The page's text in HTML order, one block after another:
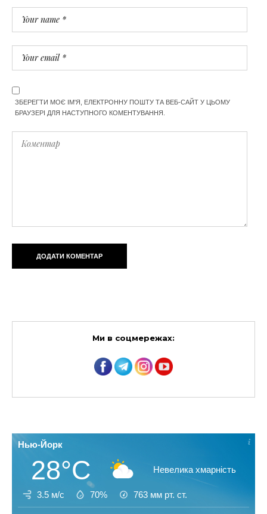
ЗБЕРЕГТИ МОЄ ІМ'Я, ЕЛЕКТРОННУ ПОШТУ ТА ВЕБ-САЙТ У ЦЬОМУ
БРАУЗЕРІ ДЛЯ НАСТУПНОГО КОМЕНТУВАННЯ.
Ми в соцмережах:
Нью-Йорк
28°C Невелика хмарність
3.5 м/с 70% 763 мм рт. ст.